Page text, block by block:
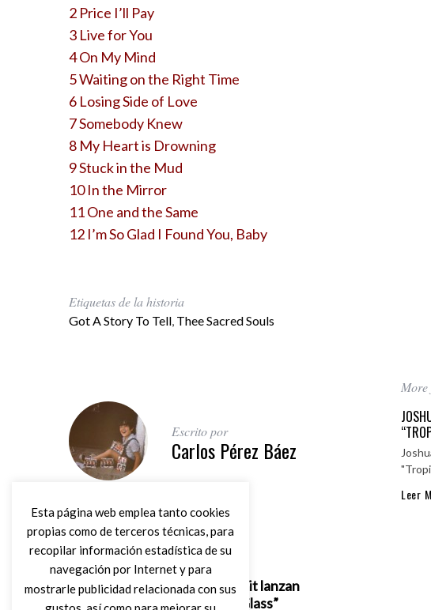
2 Price I’ll Pay
3 Live for You
4 On My Mind
5 Waiting on the Right Time
6 Losing Side of Love
7 Somebody Knew
8 My Heart is Drowning
9 Stuck in the Mud
10 In the Mirror
11 One and the Same
12 I’m So Glad I Found You, Baby
Etiquetas de la historia
Got A Story To Tell, Thee Sacred Souls
Escrito por
Carlos Pérez Báez
More
Leer
Artículo anterior
AJ Lee and Blue Summit lanzan
nuevo disco, “City of Glass”
Esta página web emplea tanto cookies
propias como de terceros técnicas, para
recopilar información estadística de su
navegación por Internet y para
mostrarle publicidad relacionada con sus